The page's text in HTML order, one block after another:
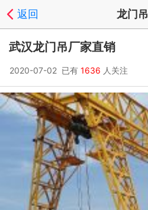
返回 龙门吊
武汉龙门吊厂家直销
2020-07-02 已有 1636 人关注